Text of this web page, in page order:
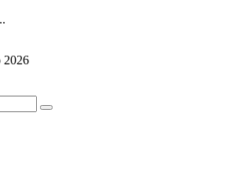
2026